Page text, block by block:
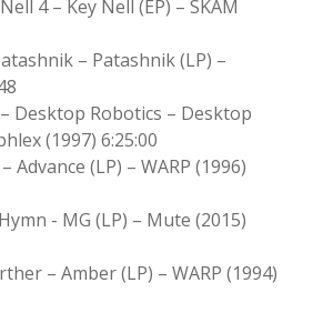
4 – Key Nell (EP) – SKAM
– Patashnik (LP) –
Desktop Robotics – Desktop
(1997) 6:25:00
Advance (LP) – WARP (1996)
‎- MG (LP) – Mute (2015)
– Amber (LP) – WARP (1994)